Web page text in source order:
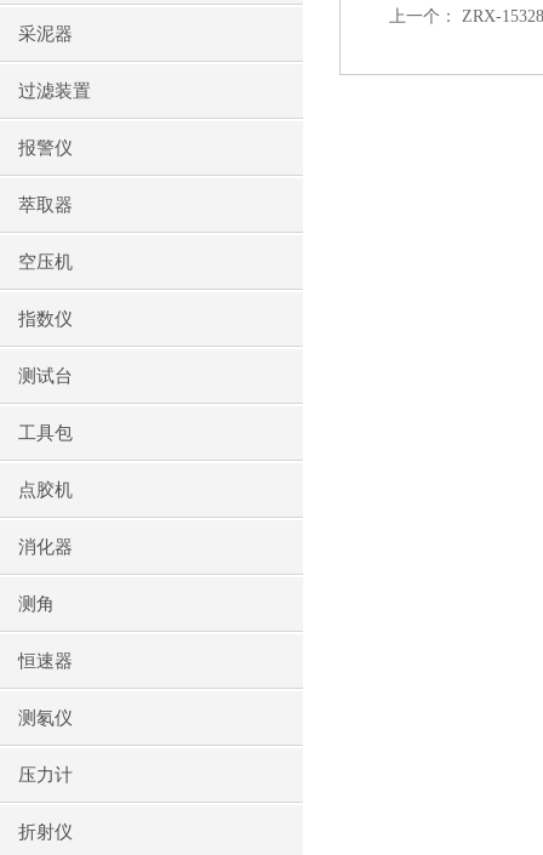
采泥器
过滤装置
报警仪
萃取器
空压机
指数仪
测试台
工具包
点胶机
消化器
测角
恒速器
测氡仪
压力计
折射仪
上一个： ZRX-